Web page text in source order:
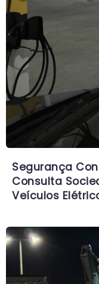
Segurança
Consulta
Veículos